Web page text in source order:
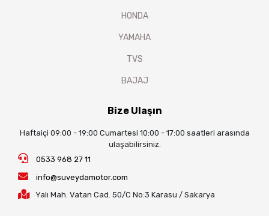
HONDA
YAMAHA
TVS
BAJAJ
Bize Ulaşın
Haftaiçi 09:00 - 19:00 Cumartesi 10:00 - 17:00 saatleri arasında
ulaşabilirsiniz.
0533 968 27 11
info@suveydamotor.com
Yalı Mah. Vatan Cad. 50/C No:3 Karasu / Sakarya